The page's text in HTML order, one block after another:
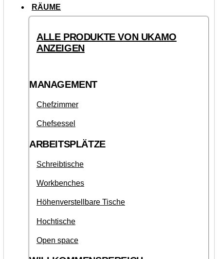
RÄUME
ALLE PRODUKTE VON UKAMO
ANZEIGEN
MANAGEMENT
Chefzimmer
Chefsessel
ARBEITSPLÄTZE
Schreibtische
Workbenches
Höhenverstellbare Tische
Hochtische
Open space